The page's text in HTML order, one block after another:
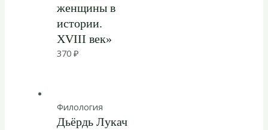
женщины в
истории.
XVIII век»
370₽
Филология
Дьёрдь Лукач